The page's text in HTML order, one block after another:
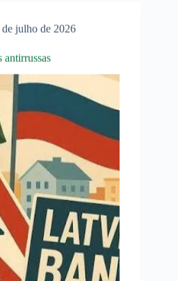
de julho de 2026
antirrussas